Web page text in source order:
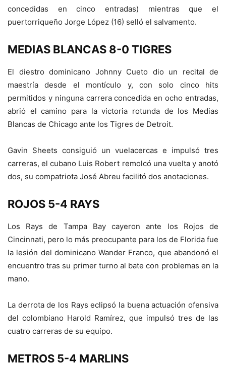
concedidas en cinco entradas) mientras que el
puertorriqueño Jorge López (16) selló el salvamento.
MEDIAS BLANCAS 8-0 TIGRES
El diestro dominicano Johnny Cueto dio un recital de
maestría desde el montículo y, con solo cinco hits
permitidos y ninguna carrera concedida en ocho entradas,
abrió el camino para la victoria rotunda de los Medias
Blancas de Chicago ante los Tigres de Detroit.
Gavin Sheets consiguió un vuelacercas e impulsó tres
carreras, el cubano Luis Robert remolcó una vuelta y anotó
dos, su compatriota José Abreu facilitó dos anotaciones.
ROJOS 5-4 RAYS
Los Rays de Tampa Bay cayeron ante los Rojos de
Cincinnati, pero lo más preocupante para los de Florida fue
la lesión del dominicano Wander Franco, que abandonó el
encuentro tras su primer turno al bate con problemas en la
mano.
La derrota de los Rays eclipsó la buena actuación ofensiva
del colombiano Harold Ramírez, que impulsó tres de las
cuatro carreras de su equipo.
METROS 5-4 MARLINS